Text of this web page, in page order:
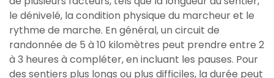
le dénivelé, la condition physique du marcheur et le
rythme de marche. En général, un circuit de
randonnée de 5 à 10 kilomètres peut prendre entre 2
à 3 heures à compléter, en incluant les pauses. Pour
des sentiers plus longs ou plus difficiles, la durée peut